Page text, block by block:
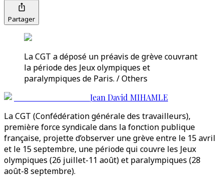
Partager
La CGT a déposé un préavis de grève couvrant
la période des Jeux olympiques et
paralympiques de Paris. / Others
Jean David MIHAMLE
La CGT (Confédération générale des travailleurs),
première force syndicale dans la fonction publique
française, projette d’observer une grève entre le 15 avril
et le 15 septembre, une période qui couvre les Jeux
olympiques (26 juillet-11 août) et paralympiques (28
août-8 septembre).